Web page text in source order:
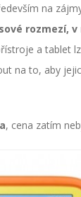
na
rozmezí,
a tablet
na to, aby
, cena zatím